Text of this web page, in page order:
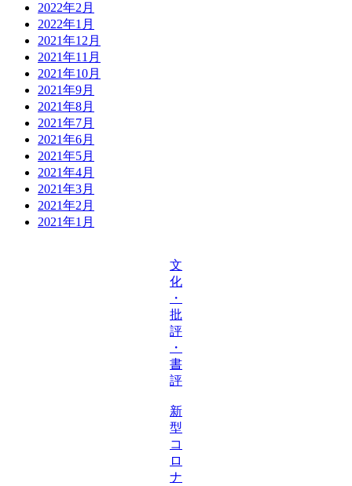
2022年2月
2022年1月
2021年12月
2021年11月
2021年10月
2021年9月
2021年8月
2021年7月
2021年6月
2021年5月
2021年4月
2021年3月
2021年2月
2021年1月
文
化
・
批
評
・
書
評
新
型
コ
ロ
ナ